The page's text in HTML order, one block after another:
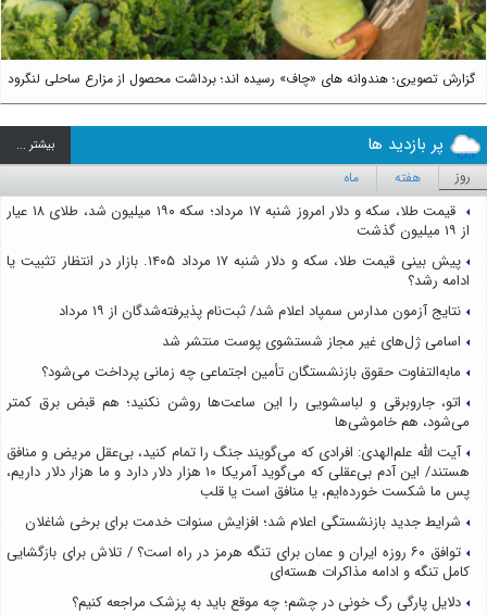
گزارش تصویری؛ هندوانه های «چاف» رسیده اند؛ برداشت محصول از مزارع ساحلی لنگرود
پر بازدید ها بيشتر ...
روز هفته ماه
قیمت طلا، سکه و دلار امروز شنبه ۱۷ مرداد؛ سکه ۱۹۰ میلیون شد، طلای ۱۸ عیار
از ۱۹ میلیون گذشت
پیش بینی قیمت طلا، سکه و دلار شنبه ۱۷ مرداد ۱۴۰۵. بازار در انتظار تثبیت یا
ادامه رشد؟
نتایج آزمون مدارس سمپاد اعلام شد/ ثبت‌نام پذیرفته‌شدگان از ۱۹ مرداد
اسامی ژل‌های غیر مجاز شستشوی پوست منتشر شد
مابه‌التفاوت حقوق بازنشستگان تأمین اجتماعی چه زمانی پرداخت می‌شود؟
اتو، جاروبرقی و لباسشویی را این ساعت‌ها روشن نکنید؛ هم قبض برق کمتر
می‌شود، هم خاموشی‌ها
آیت الله علم‌الهدی: افرادی که می‌گویند جنگ را تمام کنید، بی‌عقل مریض و منافق
هستند/ این آدم بی‌عقلی که می‌گوید آمریکا ۱۰ هزار دلار دارد و ما هزار دلار داریم،
پس ما شکست خورده‌ایم، یا منافق است یا قلب
شرایط جدید بازنشستگی اعلام شد؛ افزایش سنوات خدمت برای برخی شاغلان
توافق ۶۰ روزه ایران و عمان برای تنگه هرمز در راه است؟ / تلاش برای بازگشایی
کامل تنگه و ادامه مذاکرات هسته‌ای
دلایل پارگی رگ خونی در چشم؛ چه موقع باید به پزشک مراجعه کنیم؟